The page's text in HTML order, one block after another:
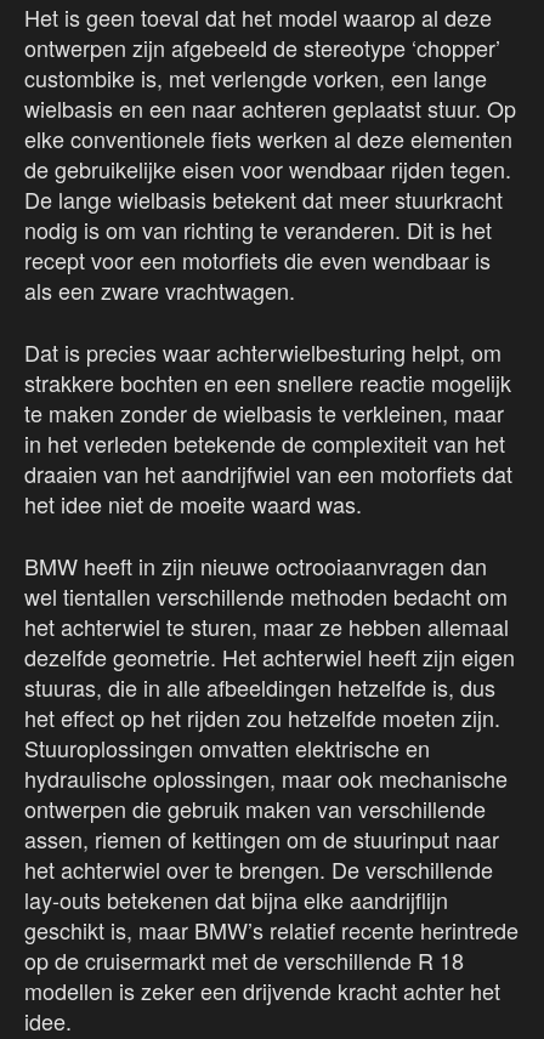
Het is geen toeval dat het model waarop al deze
ontwerpen zijn afgebeeld de stereotype ‘chopper’
custombike is, met verlengde vorken, een lange
wielbasis en een naar achteren geplaatst stuur. Op
elke conventionele fiets werken al deze elementen
de gebruikelijke eisen voor wendbaar rijden tegen.
De lange wielbasis betekent dat meer stuurkracht
nodig is om van richting te veranderen. Dit is het
recept voor een motorfiets die even wendbaar is
als een zware vrachtwagen.
Dat is precies waar achterwielbesturing helpt, om
strakkere bochten en een snellere reactie mogelijk
te maken zonder de wielbasis te verkleinen, maar
in het verleden betekende de complexiteit van het
draaien van het aandrijfwiel van een motorfiets dat
het idee niet de moeite waard was.
BMW heeft in zijn nieuwe octrooiaanvragen dan
wel tientallen verschillende methoden bedacht om
het achterwiel te sturen, maar ze hebben allemaal
dezelfde geometrie. Het achterwiel heeft zijn eigen
stuuras, die in alle afbeeldingen hetzelfde is, dus
het effect op het rijden zou hetzelfde moeten zijn.
Stuuroplossingen omvatten elektrische en
hydraulische oplossingen, maar ook mechanische
ontwerpen die gebruik maken van verschillende
assen, riemen of kettingen om de stuurinput naar
het achterwiel over te brengen. De verschillende
lay-outs betekenen dat bijna elke aandrijflijn
geschikt is, maar BMW’s relatief recente herintrede
op de cruisermarkt met de verschillende R 18
modellen is zeker een drijvende kracht achter het
idee.